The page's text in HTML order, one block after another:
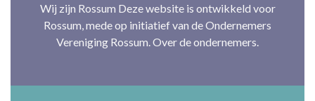
Wij zijn Rossum Deze website is ontwikkeld voor
Rossum, mede op initiatief van de Ondernemers
Vereniging Rossum. Over de ondernemers.